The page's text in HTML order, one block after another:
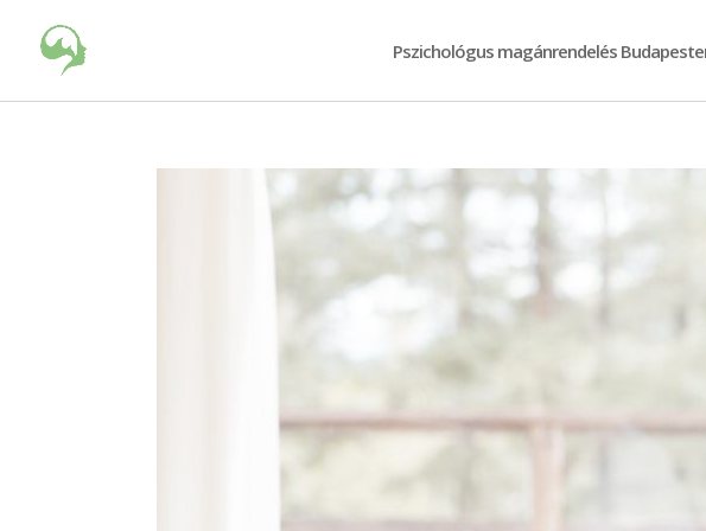
Pszichológus magánrendelés